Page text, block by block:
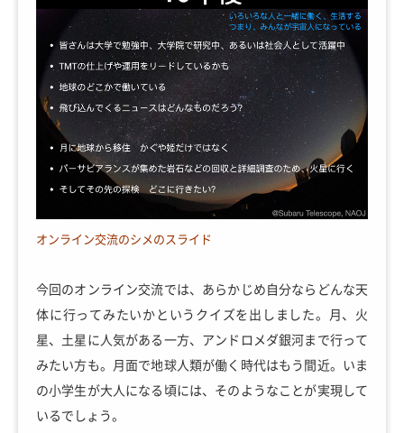
オンライン交流のシメのスライド
今回のオンライン交流では、あらかじめ自分ならどんな天
体に行ってみたいかというクイズを出しました。月、火
星、土星に人気がある一方、アンドロメダ銀河まで行って
みたい方も。月面で地球人類が働く時代はもう間近。いま
の小学生が大人になる頃には、そのようなことが実現して
いるでしょう。